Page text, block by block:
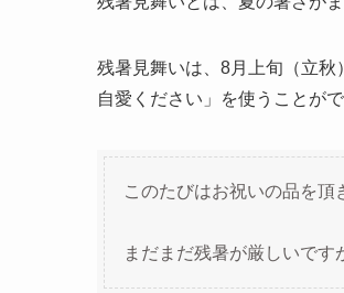
残暑見舞いは、8月上旬（立
自愛ください」を使うことがで
このたびはお祝いの品を頂
まだまだ残暑が厳しいです